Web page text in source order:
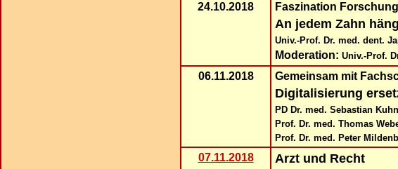
24.10.2018 Faszination Forschung
An jedem Zahn
Univ.-Prof. Dr. med. dent.
Moderation: Univ.-Prof.
06.11.2018 Gemeinsam mit
Digitalisierung
PD Dr. med. Sebastian
Prof. Dr. med. Thomas
Prof. Dr. med. Peter
07.11.2018
Arzt und Recht